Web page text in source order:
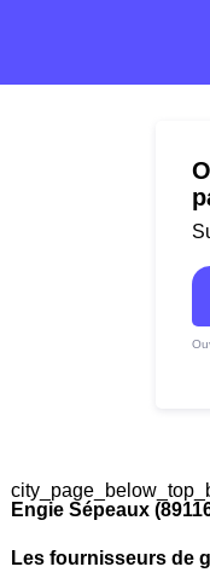
Engie Sépeaux
Les fournisseurs de